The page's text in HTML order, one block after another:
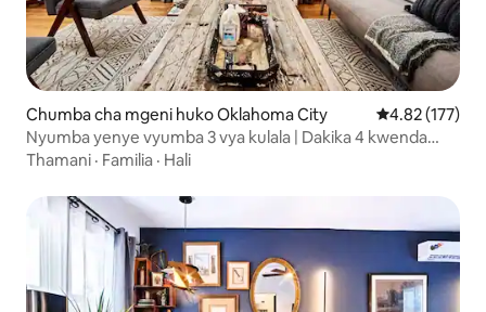
Chumba cha mgeni huko Oklahoma City Ukadiriaji wa
4.82 (177)
Nyumba yenye vyumba 3 vya kulala | Dakika 4 kwenda
OCU, Inatoshea watu 8
Thamani · Familia · Hali